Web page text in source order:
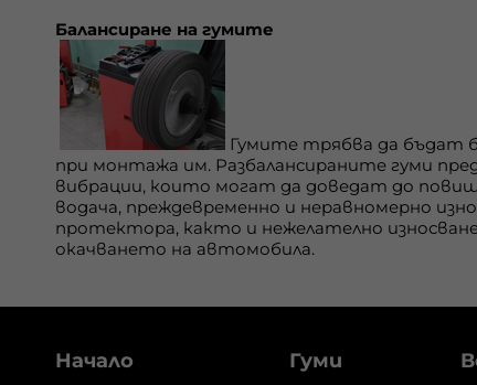
Балансиране на гумите
Гумите трябва да бъдат
при монтажа им. Разбалансираните гуми
вибрации, които могат да доведат до
водача, преждевременно и неравномерно
протектора, както и нежелателно
окачването на автомобила.
Начало Гуми